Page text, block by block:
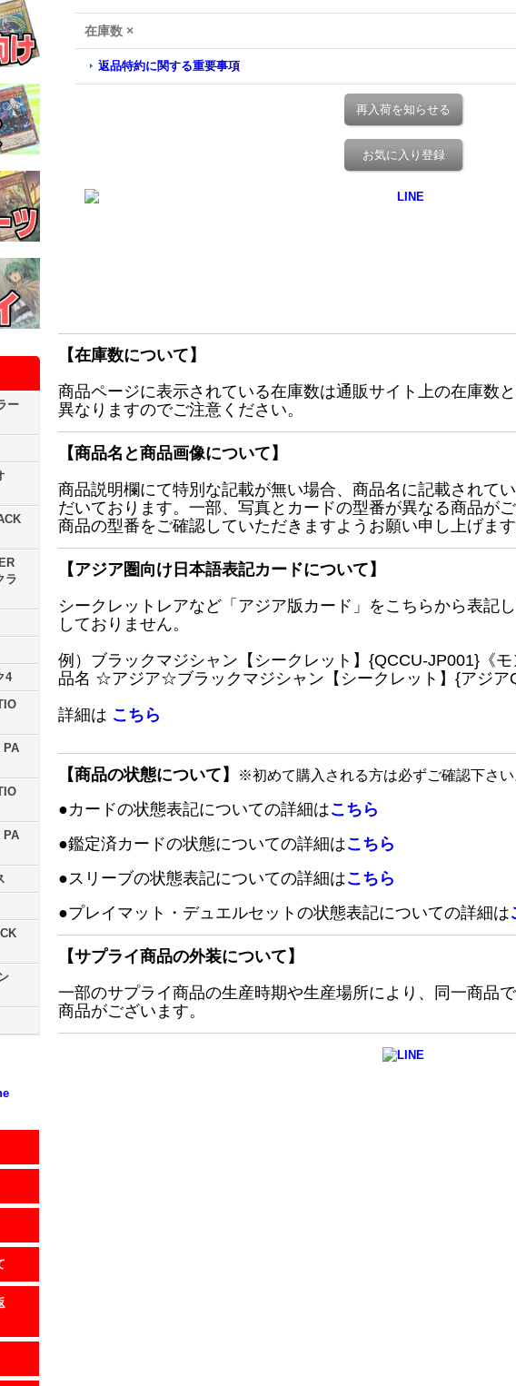
ー
ラ
4
PA
PA
在庫数 ×
返品特約に関する重要事項
再入荷を知らせる
お気に入り登録
【在庫数について】
商品ページに表示されている在庫数は通販サイト上の在庫数
異なりますのでご注意ください。
【商品名と商品画像について】
商品説明欄にて特別な記載が無い場合、商品名に記載されて
だいております。一部、写真とカードの型番が異なる商品が
商品の型番をご確認していただきますようお願い申し上げます
【アジア圏向け日本語表記カードについて】
シークレットレアなど「アジア版カード」をこちらから表記
しておりません。
例）ブラックマジシャン【シークレット】{QCCU-JP001}《
品名 ☆アジア☆ブラックマジシャン【シークレット】{アジア
詳細は こちら
【商品の状態について】 ※初めて購入される方は必ずご確認下さい
●カードの状態表記についての詳細はこちら
●鑑定済カードの状態についての詳細はこちら
●スリーブの状態表記についての詳細はこちら
●プレイマット・デュエルセットの状態表記についての詳細は
【サプライ商品の外装について】
一部のサプライ商品の生産時期や生産場所により、同一商品
商品がございます。